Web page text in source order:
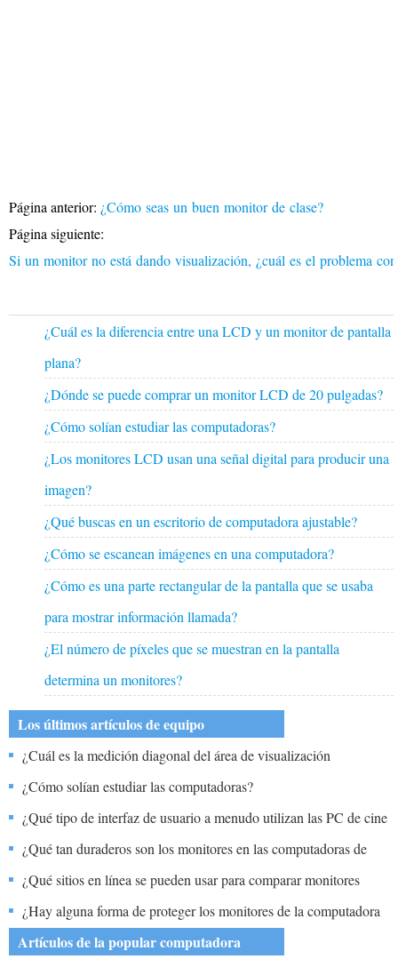
Página anterior: ¿Cómo seas un buen monitor de clase?
Página siguiente:
Si un monitor no está dando visualización, ¿cuál es el problema
¿Cuál es la diferencia entre una LCD y un monitor de pantalla
plana?
¿Dónde se puede comprar un monitor LCD de 20 pulgadas?
¿Cómo solían estudiar las computadoras?
¿Los monitores LCD usan una señal digital para producir una
imagen?
¿Qué buscas en un escritorio de computadora ajustable?
¿Cómo se escanean imágenes en una computadora?
¿Cómo es una parte rectangular de la pantalla que se usaba
para mostrar información llamada?
¿El número de píxeles que se muestran en la pantalla
determina un monitores?
Los últimos artículos de equipo
¿Cuál es la medición diagonal del área de visualización
proporcionada por una pantalla de monitores de CRT?
¿Cómo solían estudiar las computadoras?
¿Qué tipo de interfaz de usuario a menudo utilizan las PC de cine
en casa?
¿Qué tan duraderos son los monitores en las computadoras de
pantalla táctil?
¿Qué sitios en línea se pueden usar para comparar monitores
LCD?
¿Hay alguna forma de proteger los monitores de la computadora
del polvo?
Artículos de la popular computadora